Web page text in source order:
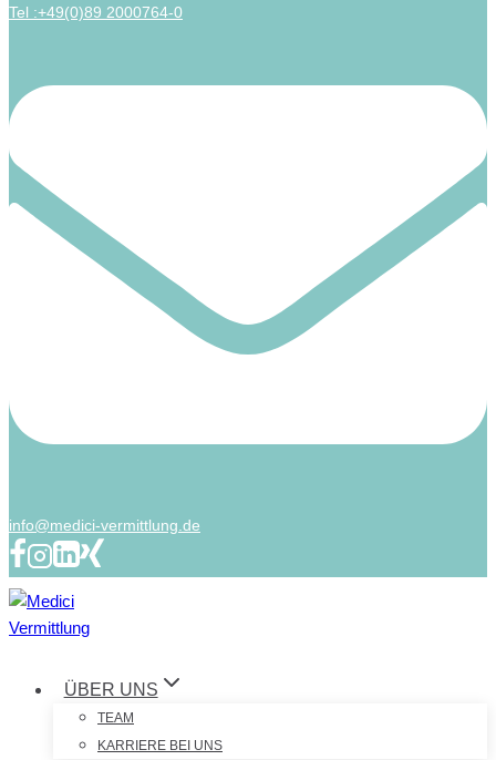
Tel :+49(0)89 2000764-0
info@medici-vermittlung.de
ÜBER UNS
TEAM
KARRIERE BEI UNS